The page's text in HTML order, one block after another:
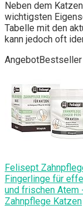
Neben dem
wichtigsten
Tabelle mit den
kann jedoch oft
AngebotBestseller
Felisept
Fingerlinge für
und frischen Atem
Zahnpflege Katzen